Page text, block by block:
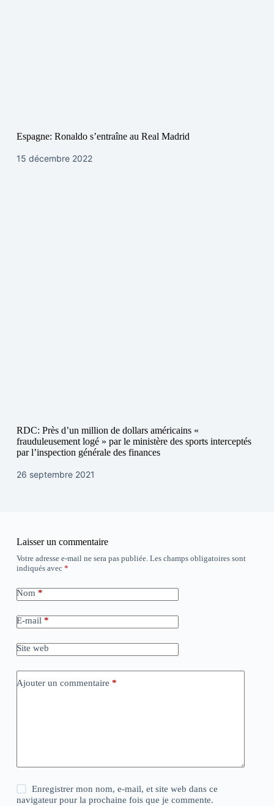
Espagne: Ronaldo s’entraîne au Real Madrid
15 décembre 2022
RDC: Près d’un million de dollars américains «
frauduleusement logé » par le ministère des sports interceptés
par l’inspection générale des finances
26 septembre 2021
Laisser un commentaire
Votre adresse e-mail ne sera pas publiée. Les champs obligatoires sont
indiqués avec *
Nom *
E-mail *
Site web
Ajouter un commentaire *
Enregistrer mon nom, e-mail, et site web dans ce
navigateur pour la prochaine fois que je commente.